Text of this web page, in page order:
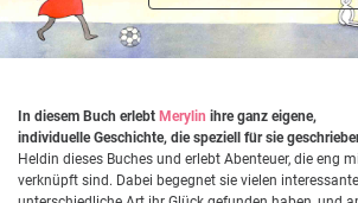
In diesem Buch erlebt Merylin ihre ganz eigene,
individuelle Geschichte, die speziell für sie
Heldin dieses Buches und erlebt Abenteuer, die eng
verknüpft sind. Dabei begegnet sie vielen